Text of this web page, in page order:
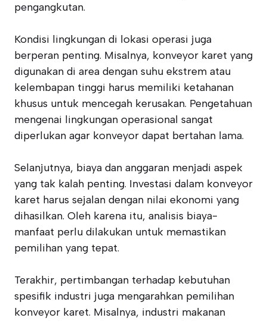
pengangkutan.
Kondisi lingkungan di lokasi operasi juga
berperan penting. Misalnya, konveyor karet yang
digunakan di area dengan suhu ekstrem atau
kelembapan tinggi harus memiliki ketahanan
khusus untuk mencegah kerusakan. Pengetahuan
mengenai lingkungan operasional sangat
diperlukan agar konveyor dapat bertahan lama.
Selanjutnya, biaya dan anggaran menjadi aspek
yang tak kalah penting. Investasi dalam konveyor
karet harus sejalan dengan nilai ekonomi yang
dihasilkan. Oleh karena itu, analisis biaya-
manfaat perlu dilakukan untuk memastikan
pemilihan yang tepat.
Terakhir, pertimbangan terhadap kebutuhan
spesifik industri juga mengarahkan pemilihan
konveyor karet. Misalnya, industri makanan